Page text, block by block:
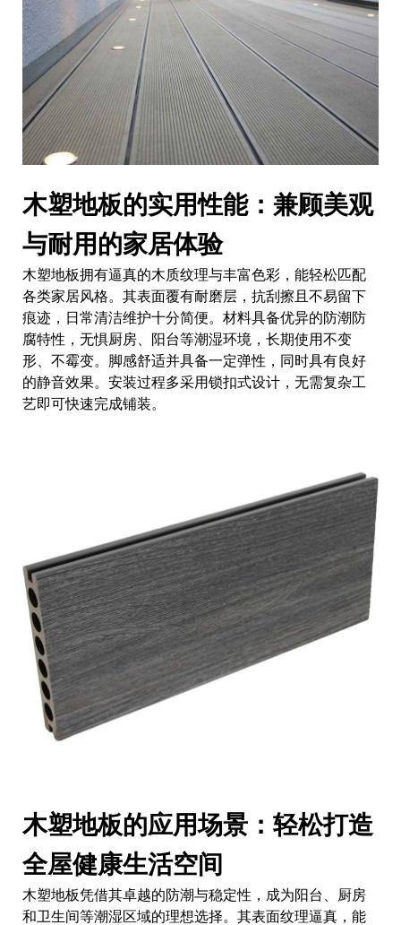
木塑地板的实用性能：兼顾美观
与耐用的家居体验
木塑地板拥有逼真的木质纹理与丰富色彩，能轻松匹配
各类家居风格。其表面覆有耐磨层，抗刮擦且不易留下
痕迹，日常清洁维护十分简便。材料具备优异的防潮防
腐特性，无惧厨房、阳台等潮湿环境，长期使用不变
形、不霉变。脚感舒适并具备一定弹性，同时具有良好
的静音效果。安装过程多采用锁扣式设计，无需复杂工
艺即可快速完成铺装。
木塑地板的应用场景：轻松打造
全屋健康生活空间
木塑地板凭借其卓越的防潮与稳定性，成为阳台、厨房
和卫生间等潮湿区域的理想选择。其表面纹理逼真，能